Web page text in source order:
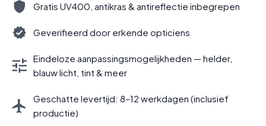
Gratis UV400, antikras & antireflectie inbegrepen
Geverifieerd door erkende opticiens
Eindeloze aanpassingsmogelijkheden — helder,
blauw licht, tint & meer
Geschatte levertijd: 8–12 werkdagen (inclusief
productie)